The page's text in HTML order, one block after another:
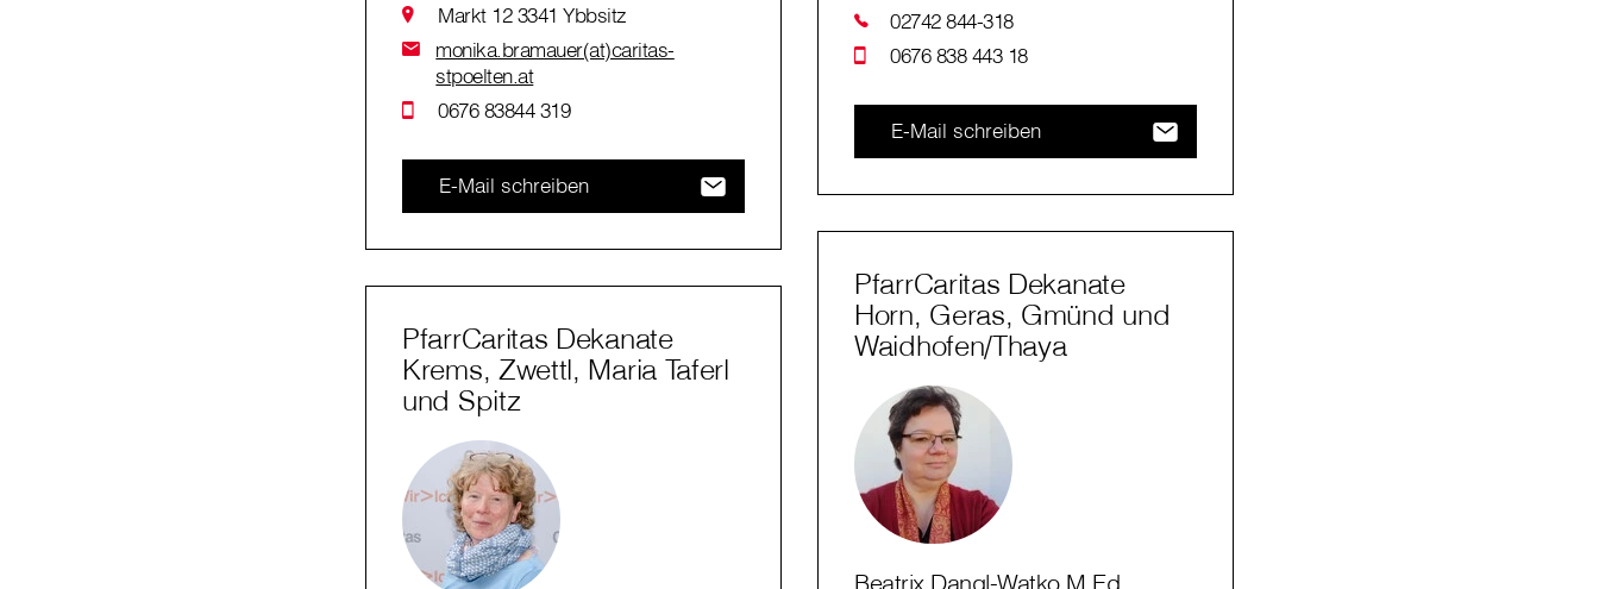
02742 844-318
0676 838 443 18
E-Mail schreiben
Markt 12 3341 Ybbsitz
monika.bramauer(at)caritas-
stpoelten.at
0676 83844 319
E-Mail schreiben
PfarrCaritas Dekanate
Horn, Geras, Gmünd und
Waidhofen/Thaya
Beatrix Dangl-Watko M.Ed.
PfarrCaritas Dekanate
Krems, Zwettl, Maria Taferl
und Spitz